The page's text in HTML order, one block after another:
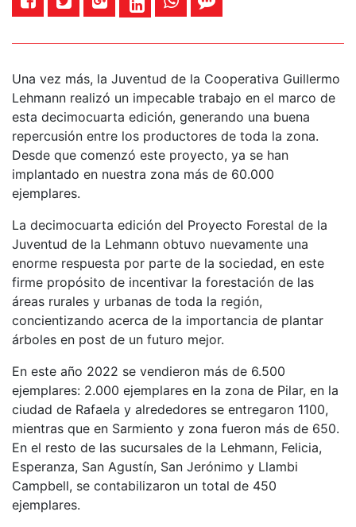
Una vez más, la Juventud de la Cooperativa Guillermo
Lehmann realizó un impecable trabajo en el marco de
esta decimocuarta edición, generando una buena
repercusión entre los productores de toda la zona.
Desde que comenzó este proyecto, ya se han
implantado en nuestra zona más de 60.000
ejemplares.
La decimocuarta edición del Proyecto Forestal de la
Juventud de la Lehmann obtuvo nuevamente una
enorme respuesta por parte de la sociedad, en este
firme propósito de incentivar la forestación de las
áreas rurales y urbanas de toda la región,
concientizando acerca de la importancia de plantar
árboles en post de un futuro mejor.
En este año 2022 se vendieron más de 6.500
ejemplares: 2.000 ejemplares en la zona de Pilar, en la
ciudad de Rafaela y alrededores se entregaron 1100,
mientras que en Sarmiento y zona fueron más de 650.
En el resto de las sucursales de la Lehmann, Felicia,
Esperanza, San Agustín, San Jerónimo y Llambi
Campbell, se contabilizaron un total de 450
ejemplares.